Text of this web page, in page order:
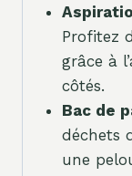
Profitez
grâce à
côtés.
Bac de
déchets
une